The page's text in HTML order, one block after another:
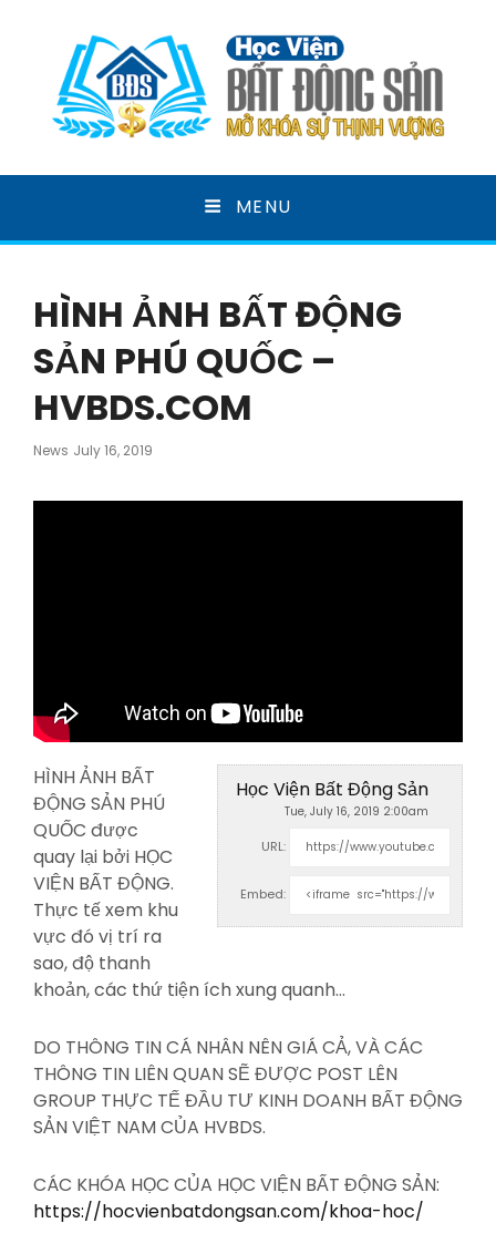
HỌC VIỆN BẤT ĐỘNG
SẢN
MENU
HÌNH ẢNH BẤT ĐỘNG
SẢN PHÚ QUỐC –
HVBDS.COM
News Posted
July 16, 2019
Học Viện Bất Động Sản
Tue, July 16, 2019 2:00am
URL:
Embed:
HÌNH ẢNH BẤT
ĐỘNG SẢN PHÚ
QUỐC được
quay lại bởi HỌC
VIỆN BẤT ĐỘNG.
Thực tếxem khu
vực đó vị trí ra
sao, độ thanh
khoản, các thứ tiện ích xung quanh…
DO THÔNG TIN CÁ NHÂN NÊN GIÁ CẢ, VÀ CÁC
THÔNG TIN LIÊN QUAN SẼ ĐƯỢC POST LÊN
GROUP THỰC TẾ ĐẦU TƯ KINH DOANH BẤT ĐỘNG
SẢN VIỆT NAM CỦA HVBDS.
CÁC KHÓA HỌC CỦA HỌC VIỆN BẤT ĐỘNG SẢN:
https://hocvienbatdongsan.com/khoa-hoc/